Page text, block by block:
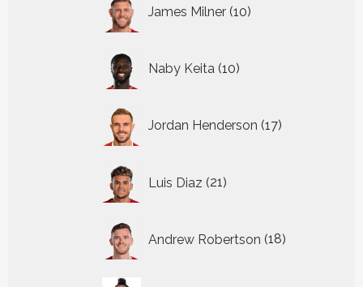
James Milner 10
producten
Naby Keita 10
producten
Jordan Henderson 17
producten
Luis Diaz 21
producten
Andrew Robertson 18
producten